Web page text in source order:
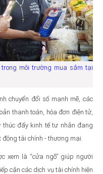
môi trường mua sắm tại
chuyển đổi số mạnh mẽ, các
thanh toán, hóa đơn điện tử,
thúc đẩy kinh tế tư nhân đang
tài chính - thương mại.
xem là “cửa ngõ” giúp người
cận các dịch vụ tài chính hiện